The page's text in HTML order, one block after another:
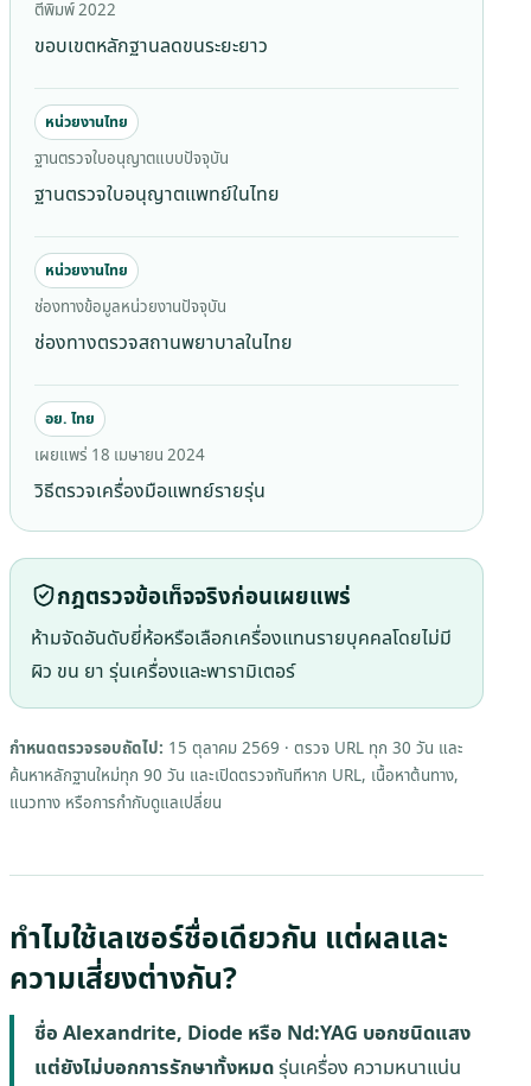
ตีพิมพ์ 2022
ขอบเขตหลักฐานลดขนระยะยาว
หน่วยงานไทย
ฐานตรวจใบอนุญาตแบบปัจจุบัน
ฐานตรวจใบอนุญาตแพทย์ในไทย
หน่วยงานไทย
ช่องทางข้อมูลหน่วยงานปัจจุบัน
ช่องทางตรวจสถานพยาบาลในไทย
อย. ไทย
เผยแพร่ 18 เมษายน 2024
วิธีตรวจเครื่องมือแพทย์รายรุ่น
กฎตรวจข้อเท็จจริงก่อนเผยแพร่
ห้ามจัดอันดับยี่ห้อหรือเลือกเครื่องแทนรายบุคคลโดยไม่มี
ผิว ขน ยา รุ่นเครื่องและพารามิเตอร์
กำหนดตรวจรอบถัดไป: 15 ตุลาคม 2569 · ตรวจ URL ทุก 30 วัน และ
ค้นหาหลักฐานใหม่ทุก 90 วัน และเปิดตรวจทันทีหาก URL, เนื้อหาต้นทาง,
แนวทาง หรือการกำกับดูแลเปลี่ยน
ทำไมใช้เลเซอร์ชื่อเดียวกัน แต่ผลและ
ความเสี่ยงต่างกัน?
ชื่อ Alexandrite, Diode หรือ Nd:YAG บอกชนิดแสง
แต่ยังไม่บอกการรักษาทั้งหมดรุ่นเครื่อง ความหนาแน่น